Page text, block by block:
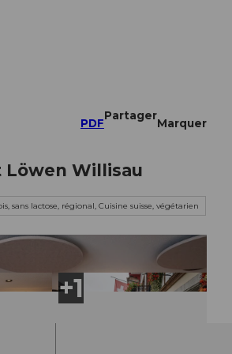
PDF
Partager
Marquer
Löwen Willisau
sans lactose, régional, Cuisine suisse, végétarien